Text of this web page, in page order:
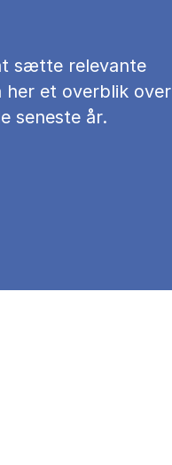
sætte relevante
her et overblik over
seneste år.